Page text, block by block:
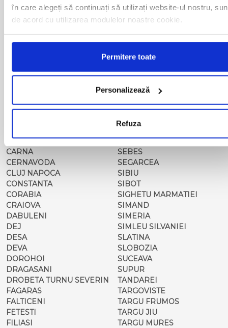
în care alegeți să continuați să utilizați website-ul nostru,
de acord cu utilizarea modulelor noastre cookie.
Permitere toate
Personalizează
Refuza
BOTOSANI
BRAILA
BRASOV
BUCURESTI AGENTIE
CALARASI-CL
MOLDOVENESC
CAREI
CARNA
CERNAVODA
CLUJ NAPOCA
CONSTANTA
CORABIA
CRAIOVA
DABULENI
DEJ
DESA
DEVA
DOROHOI
DRAGASANI
DROBETA TURNU SEVERIN
FAGARAS
FALTICENI
FETESTI
FILIASI
PODARI
POIANA MARE
RADOVAN
RAST
REGHIN
RM. VALCEA
ROMAN
SADOVA
SALONTA
SATU MARE
SEBES
SEGARCEA
SIBIU
SIBOT
SIGHETU MARMATIEI
SIMAND
SIMERIA
SIMLEU SILVANIEI
SLATINA
SLOBOZIA
SUCEAVA
SUPUR
TANDAREI
TARGOVISTE
TARGU FRUMOS
TARGU JIU
TARGU MURES